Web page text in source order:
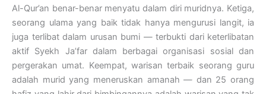
Al-Qur’an benar-benar menyatu dalam diri muridnya. Ketiga,
seorang ulama yang baik tidak hanya mengurusi langit, ia
juga terlibat dalam urusan bumi — terbukti dari keterlibatan
aktif Syekh Ja’far dalam berbagai organisasi sosial dan
pergerakan umat. Keempat, warisan terbaik seorang guru
adalah murid yang meneruskan amanah — dan 25 orang